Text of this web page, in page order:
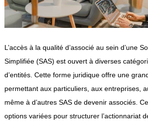
L’accès à la qualité d’associé au sein d’une
Simplifiée (SAS) est ouvert à diverses
d’entités. Cette forme juridique offre une
permettant aux particuliers, aux entreprises,
même à d’autres SAS de devenir associés.
options variées pour structurer l’actionnariat